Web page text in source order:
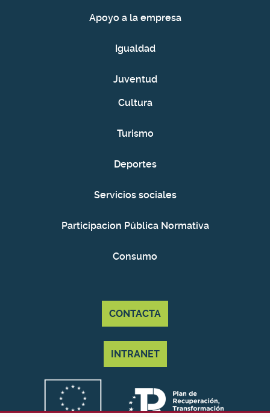
Apoyo a la empresa
Igualdad
Juventud
Cultura
Turismo
Deportes
Servicios sociales
Participacion Pública Normativa
Consumo
CONTACTA
INTRANET